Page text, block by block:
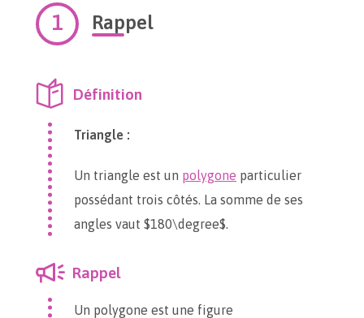
Rappel
Définition
Triangle :
Un triangle est un polygone particulier
possédant trois côtés. La somme de ses
angles vaut $180\degree$.
Rappel
Un polygone est une figure